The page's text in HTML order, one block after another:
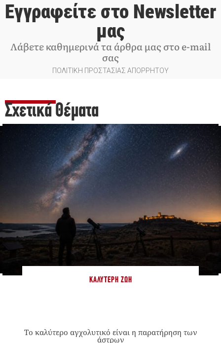
Εγγραφείτε στο Newsletter
μας
Λάβετε καθημερινά τα άρθρα μας στο e-mail
σας
ΠΟΛΙΤΙΚΗ ΠΡΟΣΤΑΣΙΑΣ ΑΠΟΡΡΗΤΟΥ
Σχετικά Θέματα
ΚΑΛΎΤΕΡΗ ΖΩΉ
Το καλύτερο αγχολυτικό είναι η παρατήρηση των
άστρων